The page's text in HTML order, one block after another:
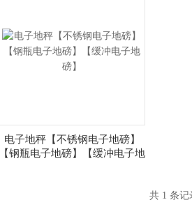
电子地秤【不锈钢电子地磅】
【钢瓶电子地磅】【缓冲电子地
共 1 条